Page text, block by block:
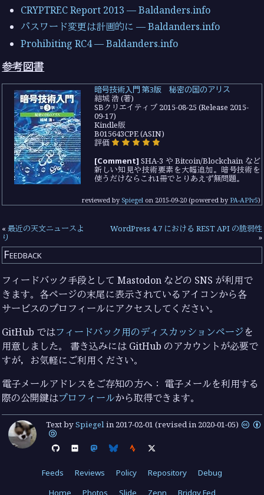
CRYPTREC Report 2013 — Baldanders.info
パスワード変更は計画的に — Baldanders.info
Prohibiting RC4 — Baldanders.info
参考図書
暗号技術入門 第3版 秘密の国のアリス
結城 浩 (著)
SBクリエイティブ 2015-08-25 (Release 2015-
09-17)
Kindle版
B015643CPE (ASIN)
評価
[Comment] SHA-3 や Bitcoin/Blockchain など
新しい知見や技術要素を大幅追加。暗号技術を
使うだけならこれ1冊でとりあえず無問題。
reviewed by Spiegel on 2015-09-20(powered by PA-APIv5)
«最近の天文ニュースよ
り
WordPress 4.7 における REST API の脆弱性
»
Feedback
フィードバック手段として Mastodon などの SNS が利用で
きます。各ページの末尾に表示されているアイコンから各
サービスのプロフィールにアクセスしてください。
GitHub ではフィードバック用のディスカッションページを
用意しました。 書き込みには GitHub のアカウントが必要で
すが，お気軽にご利用ください。
電子メールアドレスをご存知の方へ： 電子メールを利用する
際の公開鍵はプロフィールから取得できます。
Text bySpiegelin 2017-02-01 (revised in 2020-01-05)
Feeds Reviews Policy Repository
Debug
Home
Photos Slide Zenn Bridgy Fed